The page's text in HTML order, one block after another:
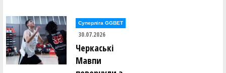
Суперліга GGBET
30.07.2026
Черкаські
Мавпи